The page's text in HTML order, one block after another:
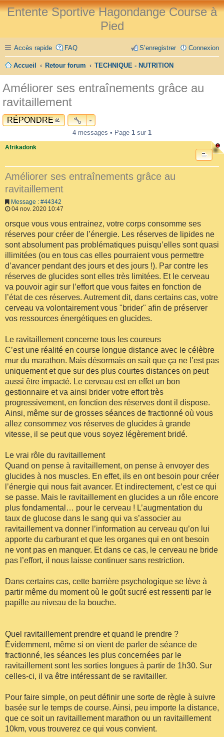
Entente Sportive Hagondange Course à
Pied
Accès rapide FAQ Connexion
S’enregistrer
Accueil Retour forum TECHNIQUE - NUTRITION
Améliorer ses entraînements grâce au
ravitaillement
RÉPONDRE
4 messages • Page 1 sur 1
Afrikadonk
Améliorer ses entraînements grâce au
ravitaillement
Message : #44342
04 nov. 2020 10:47
orsque vous vous entrainez, votre corps consomme ses
réserves pour créer de l’énergie. Les réserves de lipides ne
sont absolument pas problématiques puisqu’elles sont quasi
illimitées (ou en tous cas elles pourraient vous permettre
d’avancer pendant des jours et des jours !). Par contre les
réserves de glucides sont elles très limitées. Et le cerveau
va pouvoir agir sur l’effort que vous faites en fonction de
l’état de ces réserves. Autrement dit, dans certains cas, votre
cerveau va volontairement vous "brider" afin de préserver
vos ressources énergétiques en glucides.
Le ravitaillement concerne tous les coureurs
C’est une réalité en course longue distance avec le célèbre
mur du marathon. Mais désormais on sait que ça ne l’est pas
uniquement et que sur des plus courtes distances on peut
aussi être impacté. Le cerveau est en effet un bon
gestionnaire et va ainsi brider votre effort très
progressivement, en fonction des réserves dont il dispose.
Ainsi, même sur de grosses séances de fractionné où vous
allez consommez vos réserves de glucides à grande
vitesse, il se peut que vous soyez légèrement bridé.
Le vrai rôle du ravitaillement
Quand on pense à ravitaillement, on pense à envoyer des
glucides à nos muscles. En effet, ils en ont besoin pour créer
l’énergie qui nous fait avancer. Et indirectement, c’est ce qui
se passe. Mais le ravitaillement en glucides a un rôle encore
plus fondamental… pour le cerveau ! L’augmentation du
taux de glucose dans le sang qui va s’associer au
ravitaillement va donner l’information au cerveau qu’on lui
apporte du carburant et que les organes qui en ont besoin
ne vont pas en manquer. Et dans ce cas, le cerveau ne bride
pas l’effort, il nous laisse continuer sans restriction.
Dans certains cas, cette barrière psychologique se lève à
partir même du moment où le goût sucré est ressenti par le
papille au niveau de la bouche.
Quel ravitaillement prendre et quand le prendre ?
Évidemment, même si on vient de parler de séance de
fractionné, les séances les plus concernées par le
ravitaillement sont les sorties longues à partir de 1h30. Sur
celles-ci, il va être intéressant de se ravitailler.
Pour faire simple, on peut définir une sorte de règle à suivre
basée sur le temps de course. Ainsi, peu importe la distance,
que ce soit un ravitaillement marathon ou un ravitaillement
10km, vous trouverez ce qui vous convient.